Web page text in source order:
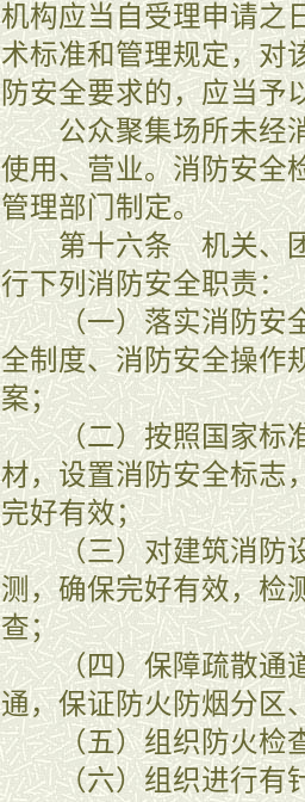
机构应当自受理申请之
术标准和管理规定，对
防安全要求的，应当予
公众聚集场所未经消
使用、营业。消防安全
管理部门制定。
第十六条 机关、团
行下列消防安全职责：
（一）落实消防安全
全制度、消防安全操作
案；
（二）按照国家标准
材，设置消防安全标志
完好有效；
（三）对建筑消防设
测，确保完好有效，检
查；
（四）保障疏散通道
通，保证防火防烟分区
（五）组织防火检查
（六）组织进行有针